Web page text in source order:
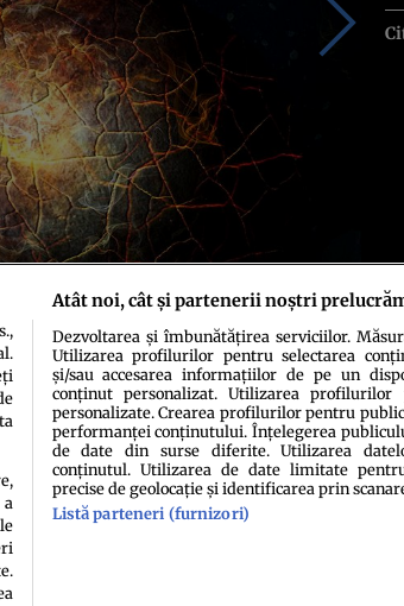
de cookiesTermeni şi condiţii Echipa redacțională
Atât noi, cât și partenerii noștri
Dezvoltarea și îmbunătățirea serviciilor.
Utilizarea profilurilor pentru selectarea
și/sau accesarea informațiilor de pe un
conținut personalizat. Utilizarea profilurilor
personalizate. Crearea profilurilor pentru
performanței conținutului. Înțelegerea
de date din surse diferite. Utilizarea
conținutul. Utilizarea de date limitate
precise de geolocație și identificarea prin
Listă parteneri (furnizori)